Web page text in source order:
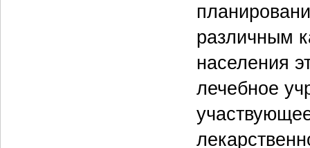
различным
населения
лечебное